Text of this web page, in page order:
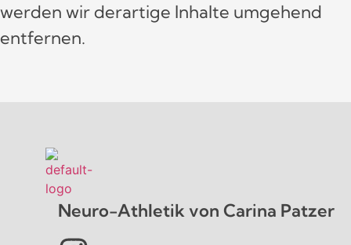
werden wir derartige Inhalte umgehend
entfernen.
Neuro-Athletik von Carina Patzer